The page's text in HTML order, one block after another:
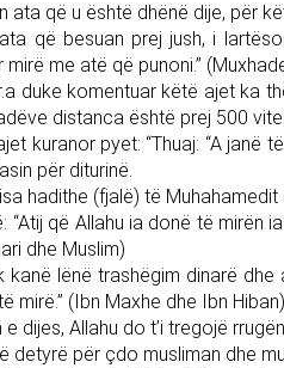
ata që u është dhënë dije, për
që besuan prej jush, i
mirë me atë që punoni.”
duke komentuar këtë ajet ka
distanca është prej 500
kuranor pyet: “Thuaj: “A janë
për diturinë.
hadithe (fjalë) të
“Atij që Allahu ia donë të
dhe Muslim)
kanë lënë trashëgim dinarë
mirë.” (Ibn Maxhe dhe Ibn Hiban)
e dijes, Allahu do t’i tregojë
detyrë për çdo musliman dhe